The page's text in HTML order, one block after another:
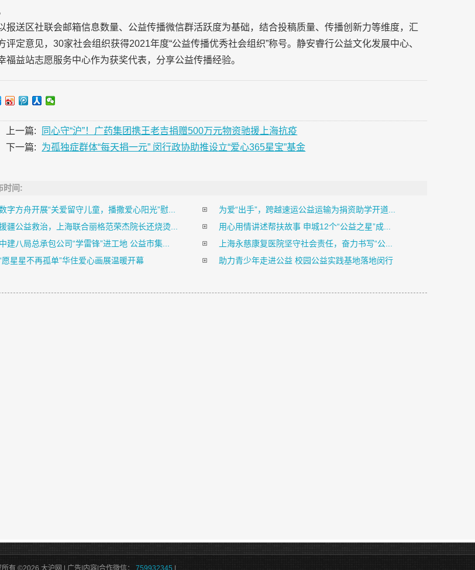
报送区社联会邮箱信息数量、公益传播微信群活跃度为基础，结合投稿质量、传播创新力等维度，汇
评定意见，30家社会组织获得2021年度“公益传播优秀社会组织”称号。静安睿行公益文化发展中心、
福益站志愿服务中心作为获奖代表，分享公益传播经验。
上一篇:
同心守“沪”！广药集团携王老吉捐赠500万元物资驰援上海抗疫
下一篇:
为孤独症群体“每天捐一元” 闵行政协助推设立“爱心365星宝”基金
时间:
字方舟开展“关爱留守儿童，播撒爱心阳光”慰...
为爱“出手”，跨越速运公益运输为捐资助学开道...
疆公益救治，上海联合丽格范荣杰院长还烧烫...
用心用情讲述帮扶故事 申城12个“公益之星”成...
中建八局总承包公司“学雷锋”进工地 公益市集...
上海永慈康复医院坚守社会责任，奋力书写“公...
愿星星不再孤单”华住爱心画展温暖开幕
助力青少年走进公益 校园公益实践基地落地闵行